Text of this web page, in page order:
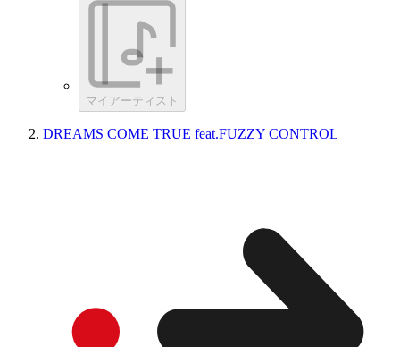
マイアーティスト
DREAMS COME TRUE feat.FUZZY CONTROL